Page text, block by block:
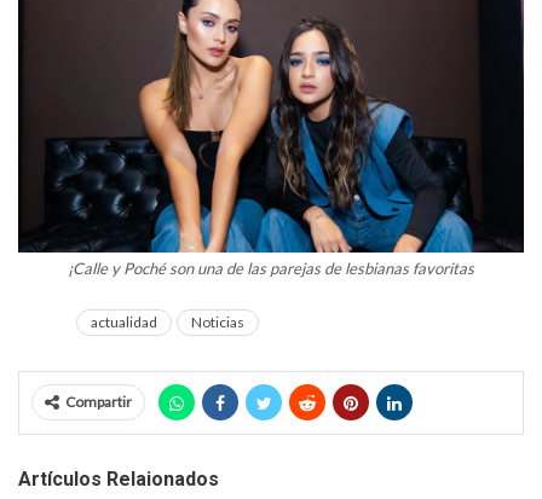
¡Calle y Poché son una de las parejas de lesbianas favoritas
actualidad Noticias
Compartir
Artículos Relaionados